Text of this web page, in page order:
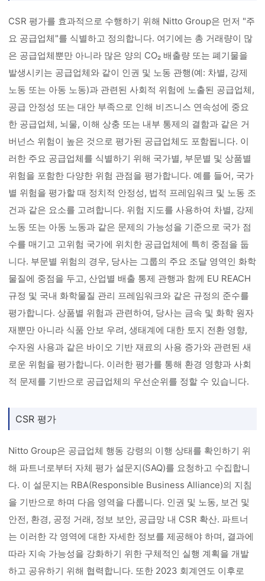
CSR 평가를 효과적으로 수행하기 위해 Nitto Group은 먼저 "주
요 공급업체"를 식별하고 정의합니다. 여기에는 총 거래량이 많
은 공급업체뿐만 아니라 많은 양의 CO₂ 배출량 또는 폐기물을
발생시키는 공급업체와 같이 인권 및 노동 관행(예: 차별, 강제
노동 또는 아동 노동)과 관련된 사회적 위험에 노출된 공급업체,
공급 안정성 또는 대안 부족으로 인해 비즈니스 연속성에 중요
한 공급업체, 뇌물, 이해 상충 또는 내부 통제의 결함과 같은 거
버넌스 위험이 높은 것으로 평가된 공급업체도 포함됩니다. 이
러한 주요 공급업체를 식별하기 위해 국가별, 부문별 및 상품별
위험을 포함한 다양한 위험 관점을 평가합니다. 예를 들어, 국가
별 위험을 평가할 때 정치적 안정성, 법적 프레임워크 및 노동 조
건과 같은 요소를 고려합니다. 위험 지도를 사용하여 차별, 강제
노동 또는 아동 노동과 같은 문제의 가능성을 기준으로 국가 점
수를 매기고 고위험 국가에 위치한 공급업체에 특히 중점을 둡
니다. 부문별 위험의 경우, 당사는 그룹의 주요 조달 영역인 화학
물질에 중점을 두고, 산업별 배출 통제 관행과 함께 EU REACH
규정 및 국내 화학물질 관리 프레임워크와 같은 규정의 준수를
평가합니다. 상품별 위험과 관련하여, 당사는 금속 및 화학 원자
재뿐만 아니라 식품 안보 우려, 생태계에 대한 토지 전환 영향,
수자원 사용과 같은 바이오 기반 재료의 사용 증가와 관련된 새
로운 위험을 평가합니다. 이러한 평가를 통해 환경 영향과 사회
적 문제를 기반으로 공급업체의 우선순위를 정할 수 있습니다.
CSR 평가
Nitto Group은 공급업체 행동 강령의 이행 상태를 확인하기 위
해 파트너로부터 자체 평가 설문지(SAQ)를 요청하고 수집합니
다. 이 설문지는 RBA(Responsible Business Alliance)의 지침
을 기반으로 하며 다음 영역을 다룹니다. 인권 및 노동, 보건 및
안전, 환경, 공정 거래, 정보 보안, 공급망 내 CSR 확산. 파트너
는 이러한 각 영역에 대한 자세한 정보를 제공해야 하며, 결과에
따라 지속 가능성을 강화하기 위한 구체적인 실행 계획을 개발
하고 공유하기 위해 협력합니다. 또한 2023 회계연도 이후로